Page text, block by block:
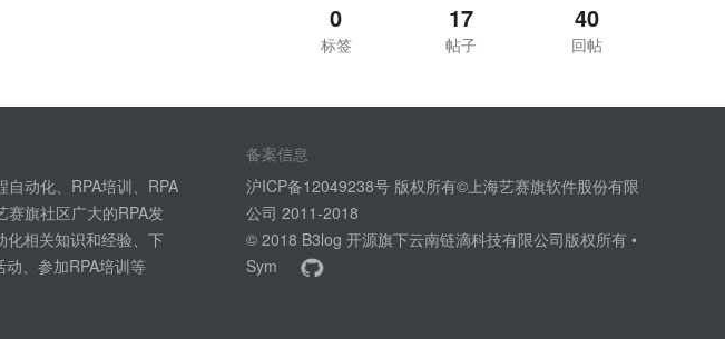
0
标签
17
帖子
40
回帖
动化、RPA培训、RPA
赛旗社区广大的RPA发
化相关知识和经验、下
、参加RPA培训等
备案信息
沪ICP备12049238号 版权所有©上海艺赛旗软件股份有限
公司 2011-2018
© 2018 B3log 开源旗下云南链滴科技有限公司版权所有 •
Sym